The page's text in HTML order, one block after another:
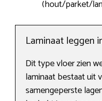
(hout/parket/
Laminaat leggen
Dit type vloer zien
laminaat bestaat uit
samengeperste